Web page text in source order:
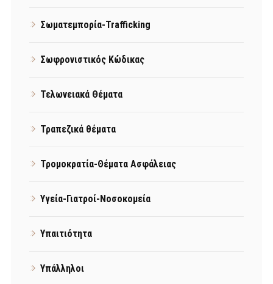
Σωματεμπορία-Trafficking
Σωφρονιστικός Κώδικας
Τελωνειακά Θέματα
Τραπεζικά θέματα
Τρομοκρατία-Θέματα Ασφάλειας
Υγεία-Γιατροί-Νοσοκομεία
Υπαιτιότητα
Υπάλληλοι